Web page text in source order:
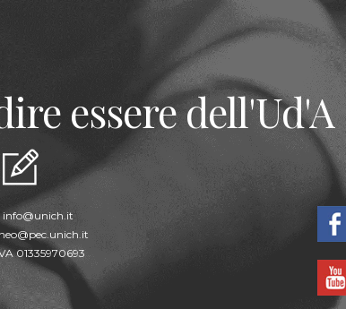
essere dell'Ud'A
info@unich.it
01335970693